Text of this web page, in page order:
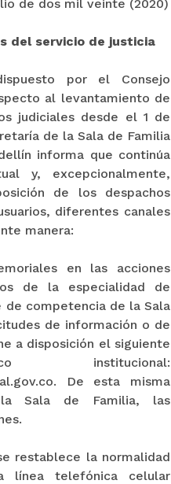
de dos mil veinte (2020)
del servicio de justicia
por el Consejo
al levantamiento de
judiciales desde el 1 de
de la Sala de Familia
informa que continúa
y, excepcionalmente,
de los despachos
diferentes canales
manera:
en las acciones
de la especialidad de
competencia de la Sala
de información o de
a disposición el siguiente
institucional:
De esta misma
Sala de Familia, las
restablece la normalidad
línea telefónica celular